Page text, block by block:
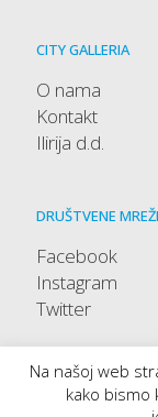
CITY GALLERIA
O nama
Kontakt
Ilirija d.d.
DRUŠTVENE
Facebook
Instagram
Twitter
Na našoj web
kako bismo